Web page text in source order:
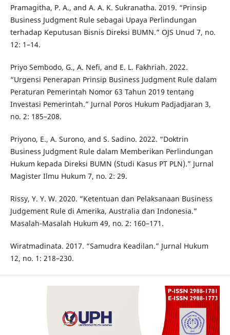
Pramagitha, P. A., and A. A. K. Sukranatha. 2019. “Prinsip
Business Judgment Rule sebagai Upaya Perlindungan
terhadap Keputusan Bisnis Direksi BUMN.” OJS Unud 7, no.
12: 1–14.
Priyo Sembodo, G., A. Nefi, and E. L. Fakhriah. 2022.
“Urgensi Penerapan Prinsip Business Judgment Rule dalam
Peraturan Pemerintah Nomor 63 Tahun 2019 tentang
Investasi Pemerintah.” Jurnal Poros Hukum Padjadjaran 3,
no. 2: 185–208.
Priyono, E., A. Surono, and S. Sadino. 2022. “Doktrin
Business Judgment Rule dalam Memberikan Perlindungan
Hukum kepada Direksi BUMN (Studi Kasus PT PLN).” Jurnal
Magister Ilmu Hukum 7, no. 2: 29.
Rissy, Y. Y. W. 2020. “Ketentuan dan Pelaksanaan Business
Judgement Rule di Amerika, Australia dan Indonesia.”
Masalah-Masalah Hukum 49, no. 2: 160–171.
Wiratmadinata. 2017. “Samudra Keadilan.” Jurnal Hukum
12, no. 1: 218–230.